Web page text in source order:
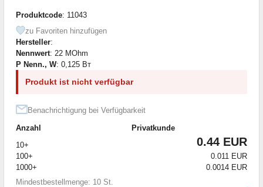
Produktcode: 11043
zu Favoriten hinzufügen
Hersteller:
Nennwert: 22 MOhm
P Nenn., W: 0,125 Вт
Produkt ist nicht verfügbar
Benachrichtigung bei Verfügbarkeit
Anzahl
Privatkunde
10+
0.44 EUR
100+
0.011 EUR
1000+
0.0014 EUR
Mindestbestellmenge: 10 St.